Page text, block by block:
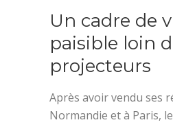
Un cadre de
paisible loin
projecteurs
Après avoir vendu ses
Normandie et à Paris,